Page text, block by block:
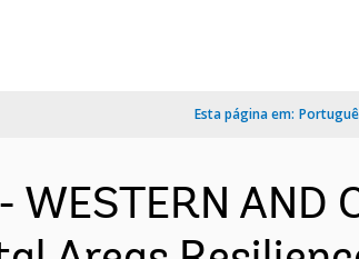
Esta página em:
AND